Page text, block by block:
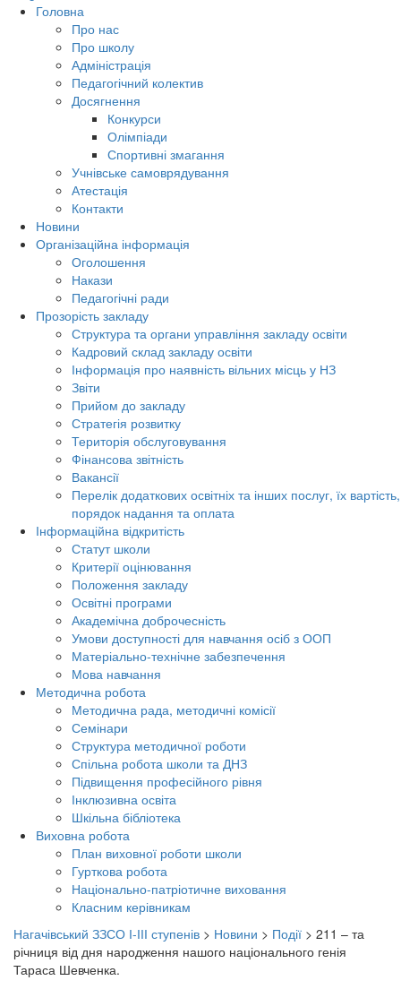
Головна
Про нас
Про школу
Адміністрація
Педагогічний колектив
Досягнення
Конкурси
Олімпіади
Спортивні змагання
Учнівське самоврядування
Атестація
Контакти
Новини
Організаційна інформація
Оголошення
Накази
Педагогічні ради
Прозорість закладу
Структура та органи управління закладу освіти
Кадровий склад закладу освіти
Інформація про наявність вільних місць у НЗ
Звіти
Прийом до закладу
Стратегія розвитку
Територія обслуговування
Фінансова звітність
Вакансії
Перелік додаткових освітніх та інших послуг, їх вартість,
порядок надання та оплата
Інформаційна відкритість
Статут школи
Критерії оцінювання
Положення закладу
Освітні програми
Академічна доброчесність
Умови доступності для навчання осіб з ООП
Матеріально-технічне забезпечення
Мова навчання
Методична робота
Методична рада, методичні комісії
Семінари
Структура методичної роботи
Спільна робота школи та ДНЗ
Підвищення професійного рівня
Інклюзивна освіта
Шкільна бібліотека
Виховна робота
План виховної роботи школи
Гурткова робота
Національно-патріотичне виховання
Класним керівникам
Нагачівський ЗЗСО І-ІІІ ступенів > Новини > Події > 211 – та
річниця від дня народження нашого національного генія
Тараса Шевченка.